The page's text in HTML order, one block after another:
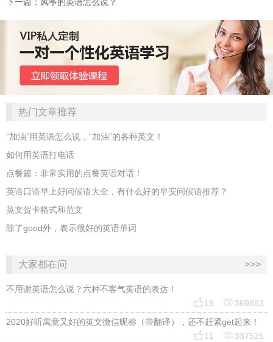
热门文章推荐
“加油”用英语怎么说，“加油”的各种英文！
如何用英语打电话
点餐篇：非常实用的点餐英语对话！
英语口语早上好问候语大全，有什么好的早安问候语推荐？
英文贺卡格式和范文
除了good外，表示很好的英语单词
大家都在问 >>>
不用谢英语怎么说？六种不客气英语的表达！
 15 369853
2020好听寓意又好的英文微信昵称（带翻译），还不赶紧get起来！
 11 337525